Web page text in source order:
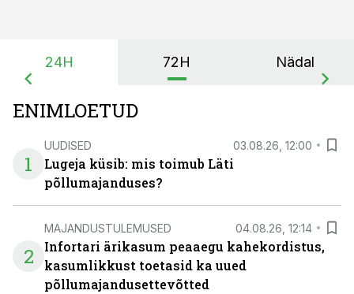
24H 72H Nädal
ENIMLOETUD
1
UUDISED 03.08.26, 12:00
Lugeja küsib: mis toimub Läti
põllumajanduses?
2
MAJANDUSTULEMUSED 04.08.26, 12:14
Infortari ärikasum peaaegu kahekordistus,
kasumlikkust toetasid ka uued
põllumajandusettevõtted